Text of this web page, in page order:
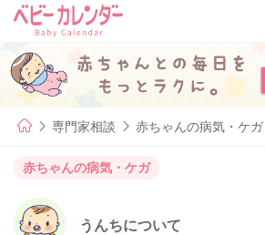
専門家相談 赤ちゃんの病気・ケガ
赤ちゃんの病気・ケガ
うんちについて